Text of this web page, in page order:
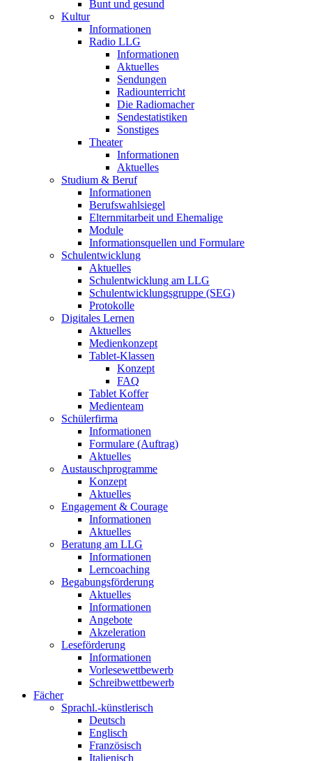
Bunt und gesund
Kultur
Informationen
Radio LLG
Informationen
Aktuelles
Sendungen
Radiounterricht
Die Radiomacher
Sendestatistiken
Sonstiges
Theater
Informationen
Aktuelles
Studium & Beruf
Informationen
Berufswahlsiegel
Elternmitarbeit und Ehemalige
Module
Informationsquellen und Formulare
Schulentwicklung
Aktuelles
Schulentwicklung am LLG
Schulentwicklungsgruppe (SEG)
Protokolle
Digitales Lernen
Aktuelles
Medienkonzept
Tablet-Klassen
Konzept
FAQ
Tablet Koffer
Medienteam
Schülerfirma
Informationen
Formulare (Auftrag)
Aktuelles
Austauschprogramme
Konzept
Aktuelles
Engagement & Courage
Informationen
Aktuelles
Beratung am LLG
Informationen
Lerncoaching
Begabungsförderung
Aktuelles
Informationen
Angebote
Akzeleration
Leseförderung
Informationen
Vorlesewettbewerb
Schreibwettbewerb
Fächer
Sprachl.-künstlerisch
Deutsch
Englisch
Französisch
Italienisch